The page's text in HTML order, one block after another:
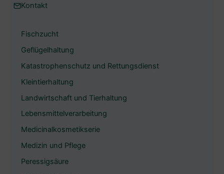
h Kontakt
Fischzucht
Geflügelhaltung
Katastrophenschutz und Rettungsdienst
Kleintierhaltung
Landwirtschaft und Tierhaltung
Lebensmittelverarbeitung
Medicinalkosmetikserie
Medizin und Pflege
Peressigsäure